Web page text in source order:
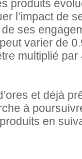
produits
l’impact de
de ses
varier de
multiplié
et déjà
à
en